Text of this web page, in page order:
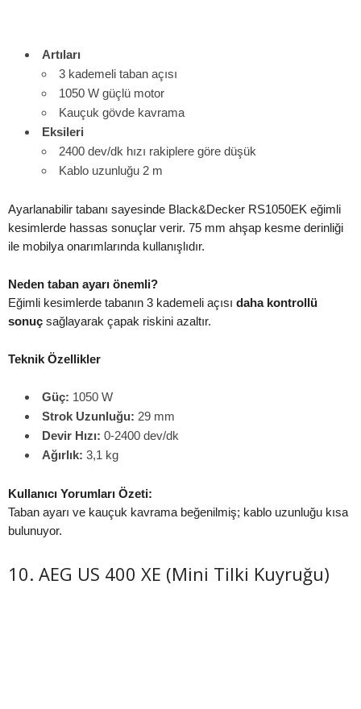
Artıları
3 kademeli taban açısı
1050 W güçlü motor
Kauçuk gövde kavrama
Eksileri
2400 dev/dk hızı rakiplere göre düşük
Kablo uzunluğu 2 m
Ayarlanabilir tabanı sayesinde Black&Decker RS1050EK eğimli
kesimlerde hassas sonuçlar verir. 75 mm ahşap kesme derinliği
ile mobilya onarımlarında kullanışlıdır.
Neden taban ayarı önemli?
Eğimli kesimlerde tabanın 3 kademeli açısı daha kontrollü
sonuç sağlayarak çapak riskini azaltır.
Teknik Özellikler
Güç: 1050 W
Strok Uzunluğu: 29 mm
Devir Hızı: 0-2400 dev/dk
Ağırlık: 3,1 kg
Kullanıcı Yorumları Özeti:
Taban ayarı ve kauçuk kavrama beğenilmiş; kablo uzunluğu kısa
bulunuyor.
10. AEG US 400 XE (Mini Tilki Kuyruğu)